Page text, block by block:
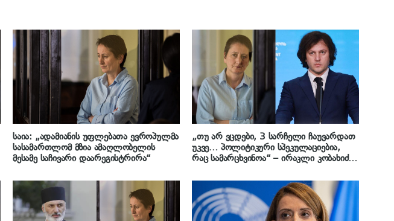
საია: „ადამიანის უფლებათა ევროპულმა
სასამართლომ მზია ამაღლობელის
მესამე საჩივარი დაარეგისტრირა“
„თუ არ ვცდები, 3 სარჩელი ჩაუვარდათ
უკვე… პოლიტიკური სპეკულაციებია,
რაც სამარცხვინოა“ – ირაკლი კობახიძე
საია-ს განცხადებაზე